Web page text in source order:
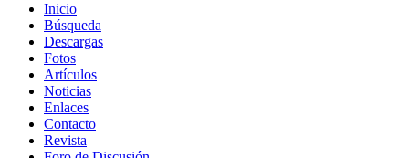
Inicio
Búsqueda
Descargas
Fotos
Artículos
Noticias
Enlaces
Contacto
Revista